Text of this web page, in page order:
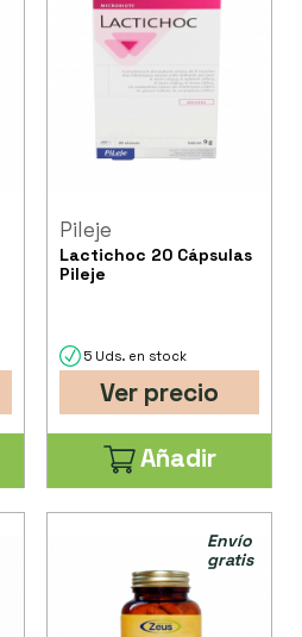
Pileje
Lactichoc 20 Cápsulas
Pileje
5 Uds. en stock
Ver precio
Añadir
Envío
gratis